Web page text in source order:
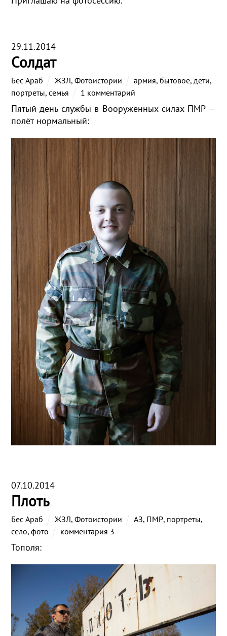
29.11.2014
Солдат
Бес Араб ЖЗЛ,Фотоистории армия, бытовое, дети,
портреты,семья 1 комментарий
Пятый день службы в Вооруженных силах ПМР —
полёт нормальный:
07.10.2014
Плоть
Бес Араб ЖЗЛ,Фотоистории АЗ, ПМР, портреты,
село,фото комментария 3
Тополя: